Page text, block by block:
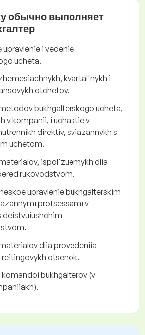
обычно выполняет
upravlenie i vedenie
ucheta.
kvartal'nykh i
otchetov.
bukhgalterskogo ucheta,
v kompanii, i uchastie v
direktiv, sviazannykh s
uchetom.
ispol'zuemykh dlia
rukovodstvom.
upravlenie bukhgalterskim
protsessami v
dlia provedeniia
otsenok.
bukhgalterov (v